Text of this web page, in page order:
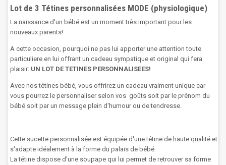
Lot de 3 Tétines personnalisées MODE (physiologique)
La naissance d'un bébé est un moment très important pour les
nouveaux parents!
A cette occasion, pourquoi ne pas lui apporter une attention toute
particuliere en lui offrant un cadeau sympatique et original qui fera
plaisir: UN LOT DE TETINES PERSONNALISEES!
Avec nos tétines bébé, vous offrirez un cadeau vraiment unique car
vous pourrez le personnaliser selon vos goûts soit par le prénom du
bébé soit par un message plein d'humour ou de tendresse.
Cette sucette personnalisée est équipée d'une tétine de haute qualité et
s'adapte idéalement à la forme du palais de bébé.
Latétine dispose d'une soupape qui lui permet de retrouver sa forme